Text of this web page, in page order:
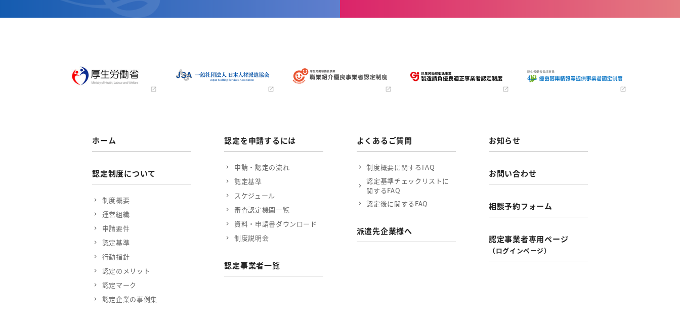
ホーム
認定制度について
制度概要
運営組織
申請要件
認定基準
行動指針
認定のメリット
認定マーク
認定企業の事例集
認定を申請するには
申請・認定の流れ
認定基準
スケジュール
審査認定機関一覧
資料・申請書ダウンロード
制度説明会
認定事業者一覧
よくあるご質問
制度概要に関するFAQ
認定基準チェックリストに
関するFAQ
認定後に関するFAQ
派遣先企業様へ
お知らせ
お問い合わせ
相談予約フォーム
認定事業者専用ページ
（ログインページ）